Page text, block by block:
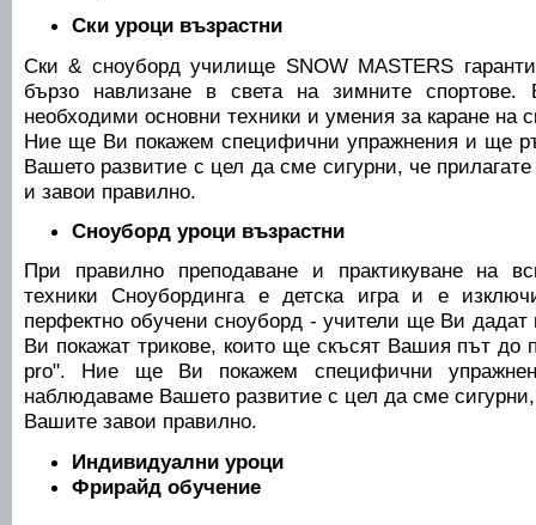
Ски уроци възрастни
Ски & сноуборд училище SNOW MASTERS
бързо навлизане в света на зимните
необходими основни техники и умения за каране на
Ние ще Ви покажем специфични упражнения и ще
Вашето развитие с цел да сме сигурни, че
и завои правилно.
Сноуборд уроци възрастни
При правилно преподаване и практикуване на
техники Сноубординга е детска игра и е
перфектно обучени сноуборд - учители ще Ви
Ви покажат трикове, които ще скъсят Вашия път до
pro". Ние ще Ви покажем специфични
наблюдаваме Вашето развитие с цел да сме сигурни,
Вашите завои правилно.
Индивидуални уроци
Фрирайд обучение